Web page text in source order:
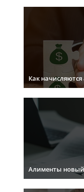
Как
Алименты новый